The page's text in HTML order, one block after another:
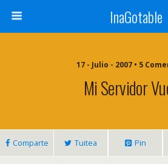
InaGotable
17 - Julio - 2007 • 5
Mi Servidor
Comparte Tuitea Pin